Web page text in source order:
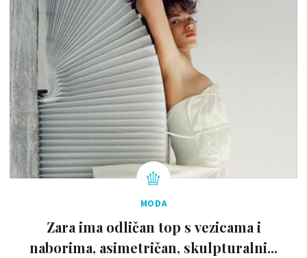
MODA
Zara ima odličan top s vezicama i
naborima, asimetričan, skulpturalni...